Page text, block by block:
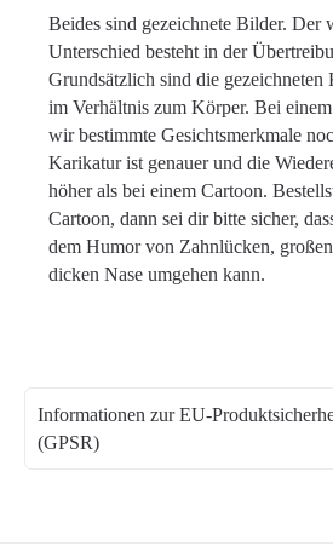
Beides sind gezeichnete Bilder. Der
Unterschied besteht in der
Grundsätzlich sind die
im Verhältnis zum Körper. Bei
wir bestimmte Gesichtsmerkmale
Karikatur ist genauer und die
höher als bei einem Cartoon.
Cartoon, dann sei dir bitte sicher,
dem Humor von Zahnlücken,
dicken Nase umgehen kann.
Informationen zur EU-
(GPSR)